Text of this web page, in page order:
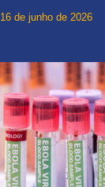
16 de junho de 2026